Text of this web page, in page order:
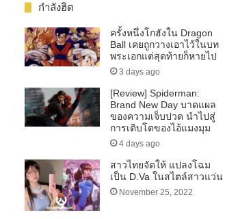
กำลังฮิต
ครั้งหนึ่งโกฮังใน Dragon
Ball เคยถูกวางเอาไว้ในบท
พระเอกแต่สุดท้ายก็หายไป
3 days ago
[Review] Spiderman:
Brand New Day บาดแผล
ของความเจ็บปวด นำไปสู่
การเติบโตของไอ้แมงมุม
4 days ago
สาวไทยจัดให้ แปลงโฉม
เป็น D.Va ในสไตล์สาวแว่น
November 25, 2022